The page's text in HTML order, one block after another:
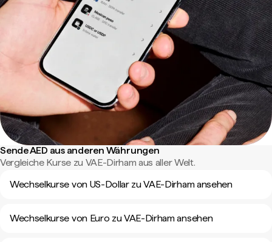
Sende AED aus anderen Währungen
Vergleiche Kurse zu VAE-Dirham aus aller Welt.
Wechselkurse von US-Dollar zu VAE-Dirham ansehen
Wechselkurse von Euro zu VAE-Dirham ansehen